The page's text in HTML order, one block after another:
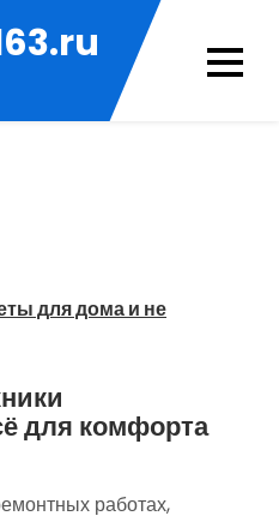
для дома и не
для комфорта
работах,